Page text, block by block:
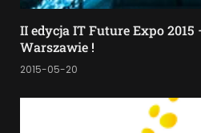
II edycja IT Future Expo 2015
Warszawie !
2015-05-20